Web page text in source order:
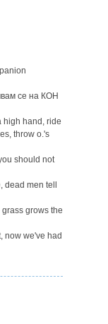
се на КОН
high hand, ride
throw o.'s
should not
dead men tell
grows the
now we've had